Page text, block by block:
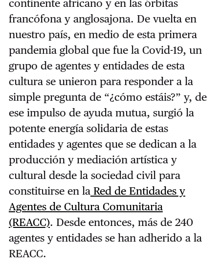
continente africano y en las órbitas
francófona y anglosajona. De vuelta en
nuestro país, en medio de esta primera
pandemia global que fue la Covid-19, un
grupo de agentes y entidades de esta
cultura se unieron para responder a la
simple pregunta de “¿cómo estáis?” y, de
ese impulso de ayuda mutua, surgió la
potente energía solidaria de estas
entidades y agentes que se dedican a la
producción y mediación artística y
cultural desde la sociedad civil para
constituirse en laRed de Entidades y
Agentes de Cultura Comunitaria
(REACC). Desde entonces, más de 240
agentes y entidades se han adherido a la
REACC.